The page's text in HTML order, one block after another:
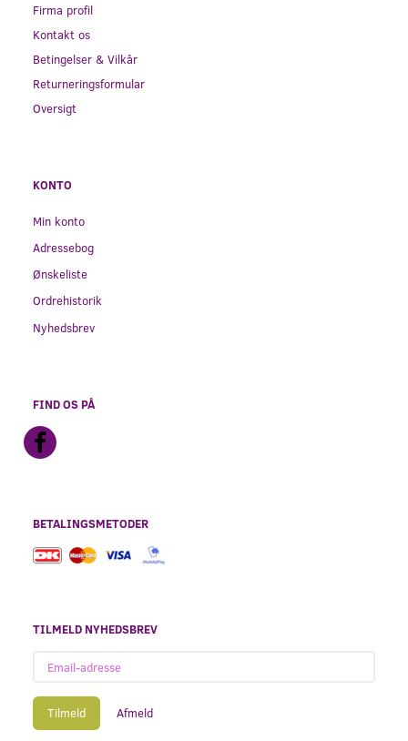
Firma profil
Kontakt os
Betingelser & Vilkår
Returneringsformular
Oversigt
KONTO
Min konto
Adressebog
Ønskeliste
Ordrehistorik
Nyhedsbrev
FIND OS PÅ
BETALINGSMETODER
TILMELD NYHEDSBREV
adresse
Tilmeld Afmeld